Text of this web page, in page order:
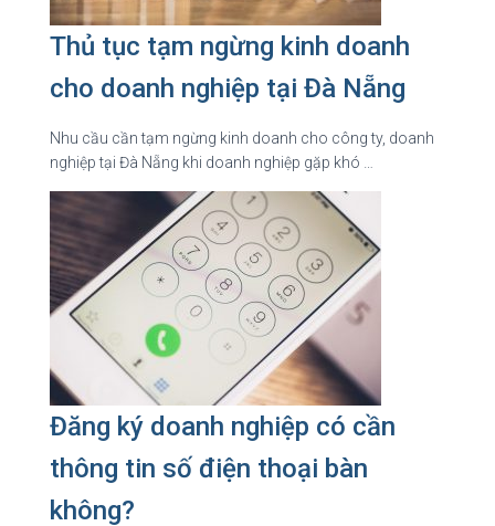
Thủ tục tạm ngừng kinh doanh
cho doanh nghiệp tại Đà Nẵng
Nhu cầu cần tạm ngừng kinh doanh cho công ty, doanh
nghiệp tại Đà Nẵng khi doanh nghiệp gặp khó …
Đăng ký doanh nghiệp có cần
thông tin số điện thoại bàn
không?